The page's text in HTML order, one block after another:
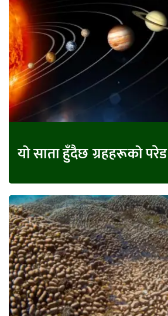
यो साता हुँदैछ ग्रहहरूको परेड